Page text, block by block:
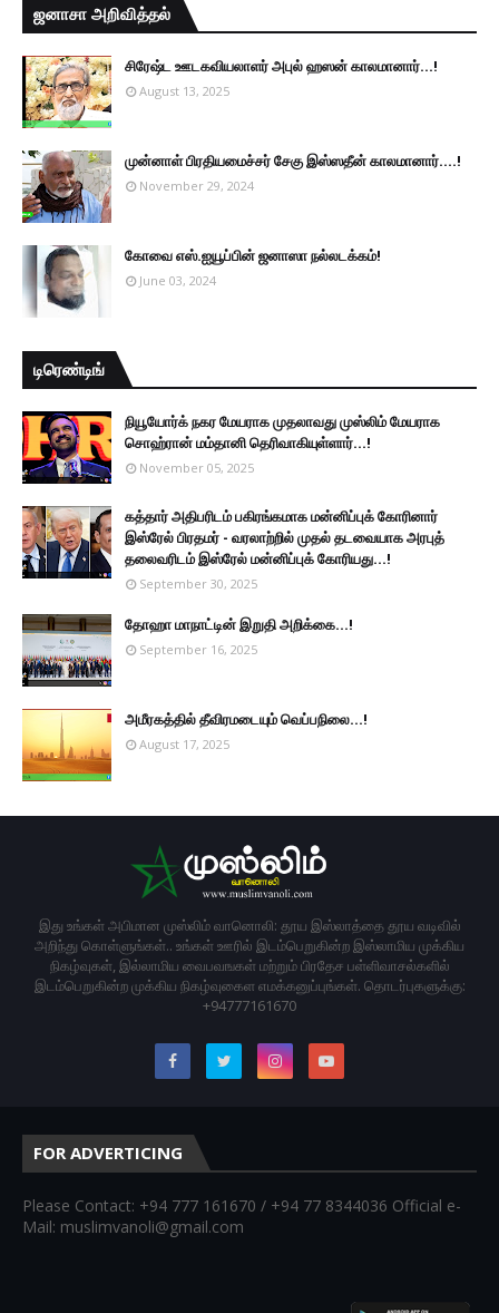
ஜனாசா அறிவித்தல்
சிரேஷ்ட ஊடகவியலாளர் அபுல் ஹஸன் காலமானார்...!
August 13, 2025
முன்னாள் பிரதியமைச்சர் சேகு இஸ்ஸதீன் காலமானார்….!
November 29, 2024
கோவை எஸ்.ஐயூப்பின் ஜனாஸா நல்லடக்கம்!
June 03, 2024
டிரெண்டிங்
நியூயோர்க் நகர மேயராக முதலாவது முஸ்லிம் மேயராக
சொஹ்ரான் மம்தானி தெரிவாகியுள்ளார்...!
November 05, 2025
கத்தார் அதிபரிடம் பகிரங்கமாக மன்னிப்புக் கோரினார்
இஸ்ரேல் பிரதமர் - வரலாற்றில் முதல் தடவையாக அரபுத்
தலைவரிடம் இஸ்ரேல் மன்னிப்புக் கோரியது...!
September 30, 2025
தோஹா மாநாட்டின் இறுதி அறிக்கை...!
September 16, 2025
அமீரகத்தில் தீவிரமடையும் வெப்பநிலை...!
August 17, 2025
இது உங்கள் அபிமான முஸ்லிம் வானொலி: தூய இஸ்லாத்தை தூய வடிவில்
அறிந்து கொள்ளுங்கள்.. உங்கள் ஊரில் இடம்பெறுகின்ற இஸ்லாமிய முக்கிய
நிகழ்வுகள், இல்லாமிய வைபவஙகள் மற்றும் பிரதேச பள்ளிவாசல்களில்
இடம்பெறுகின்ற முக்கிய நிகழ்வுகைள எமக்கனுப்புங்கள். தொடர்புகளுக்கு:
+94777161670
FOR ADVERTICING
Please Contact: +94 777 161670 / +94 77 8344036 Official e-
Mail: muslimvanoli@gmail.com